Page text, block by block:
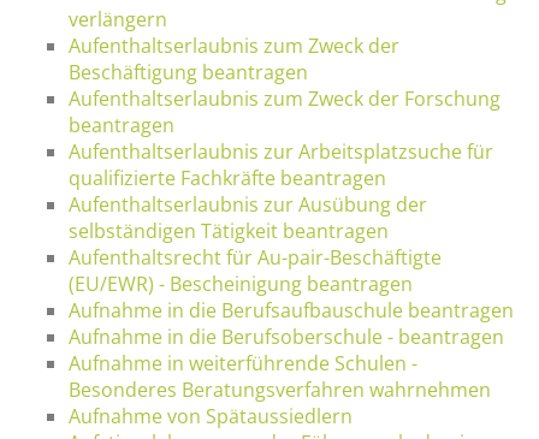
verlängern
Aufenthaltserlaubnis zum Zweck der
Beschäftigung beantragen
Aufenthaltserlaubnis zum Zweck der Forschung
beantragen
Aufenthaltserlaubnis zur Arbeitsplatzsuche für
qualifizierte Fachkräfte beantragen
Aufenthaltserlaubnis zur Ausübung der
selbständigen Tätigkeit beantragen
Aufenthaltsrecht für Au-pair-Beschäftigte
(EU/EWR) - Bescheinigung beantragen
Aufnahme in die Berufsaufbauschule beantragen
Aufnahme in die Berufsoberschule - beantragen
Aufnahme in weiterführende Schulen -
Besonderes Beratungsverfahren wahrnehmen
Aufnahme von Spätaussiedlern